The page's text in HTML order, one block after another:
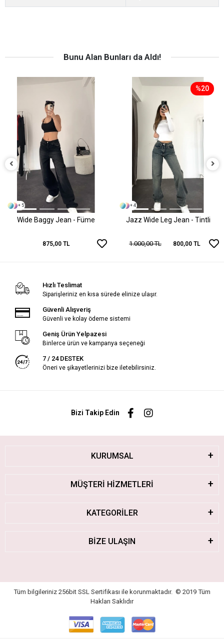
Bunu Alan Bunları da Aldı!
+ 5
Wide Baggy Jean - Füme
875,00 TL
%20
+ 4
Jazz Wide Leg Jean - Tintli
1.000,00 TL 800,00 TL
Hızlı Teslimat
Siparişleriniz en kısa sürede elinize ulaşır.
Güvenli Alışveriş
Güvenli ve kolay ödeme sistemi
Geniş Ürün Yelpazesi
Binlerce ürün ve kampanya seçeneği
7 / 24 DESTEK
Öneri ve şikayetlerinizi bize iletebilirsiniz.
Bizi Takip Edin
KURUMSAL
MÜŞTERİ HİZMETLERİ
KATEGORİLER
BİZE ULAŞIN
Tüm bilgileriniz 256bit SSL Sertifikası ile korunmaktadır. © 2019 Tüm
Hakları Saklıdır